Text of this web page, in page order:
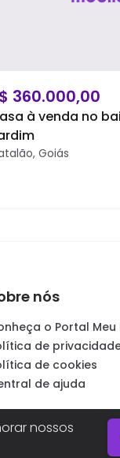
nossos
360.000,00
à venda no
, Goiás
nós
o Portal Meu
de
de cookies
de ajuda